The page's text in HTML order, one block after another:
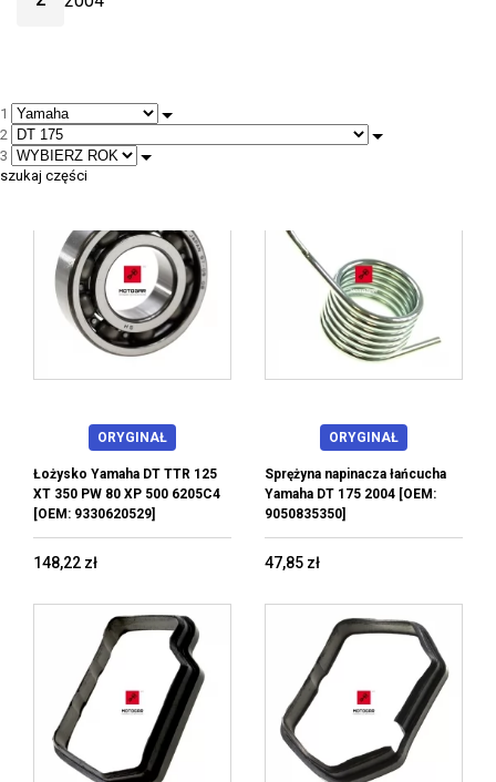
1
2
3
szukaj części
ORYGINAŁ
Łożysko Yamaha DT TTR 125
XT 350 PW 80 XP 500 6205C4
[OEM: 9330620529]
148,22 zł
ORYGINAŁ
Sprężyna napinacza łańcucha
Yamaha DT 175 2004 [OEM:
9050835350]
47,85 zł